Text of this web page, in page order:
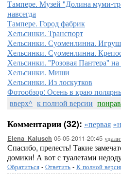
Тампере. Музей "Долина муми-
навсегда
Тампере. Город фабрик
Хельсинки. Транспорт
Хельсинки. Суоменлинна.
Хельсинки. Суоменлинна.
Хельсинки. "Розовая Пантера"
Хельсинки. Миши
Хельсинки. Из лоскутков
Фотообзор: Осень в краю
вверх^ к полной версии
Комментарии (32): «первая
Elena_Kalusch 05-05-2011-20:45
Спасибо, прелесть! Такие
домики! А вот с туалетами
Обратиться - Ответить - К полной